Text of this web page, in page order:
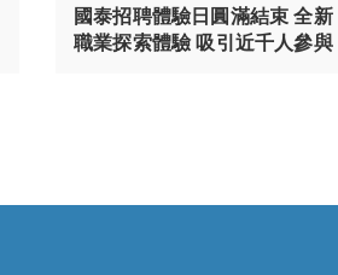
國泰招聘體驗日圓滿結束 全新
職業探索體驗 吸引近千人參與